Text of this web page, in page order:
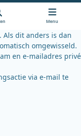
k
k
y
Menu
Als dit anders is dan
omgewisseld.
en e-mailadres privé
via e-mail te